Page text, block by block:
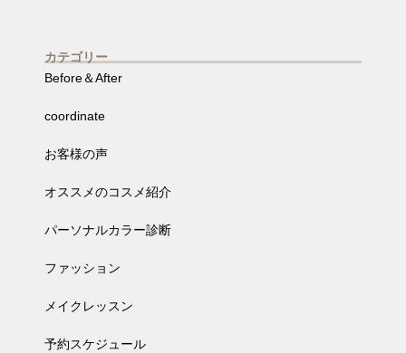
カテゴリー
Before＆After
coordinate
お客様の声
オススメのコスメ紹介
パーソナルカラー診断
ファッション
メイクレッスン
予約スケジュール